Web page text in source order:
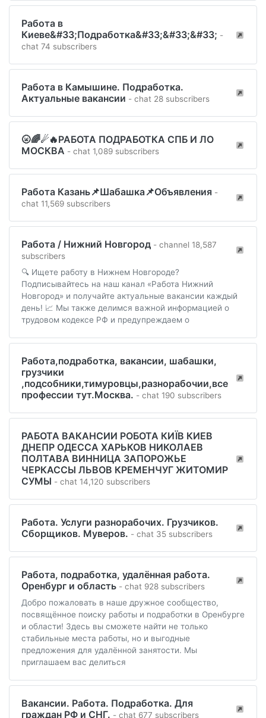
Работа в
Киеве&#33;Подработка&#33;&#33;&#33; -
chat 74 subscribers
Работа в Камышине. Подработка.
Актуальные вакансии - chat 28 subscribers
🌝🌈☄🔥РАБОТА ПОДРАБОТКА СПБ И ЛО
МОСКВА - chat 1,089 subscribers
Работа Казань📌Шабашка📌Объявления -
chat 11,569 subscribers
Работа / Нижний Новгород - channel 18,587
subscribers
🔍 Ищете работу в Нижнем Новгороде?
Подписывайтесь на наш канал «Работа Нижний
Новгород» и получайте актуальные вакансии каждый
день! 📈 Мы также делимся важной информацией о
трудовом кодексе РФ и предупреждаем о
Работа,подработка, вакансии, шабашки,
грузчики
,подсобники,тимуровцы,разнорабочии,все
профессии тут.Москва. - chat 190 subscribers
РАБОТА ВАКАНСИИ РОБОТА КИЇВ КИЕВ
ДНЕПР ОДЕССА ХАРЬКОВ НИКОЛАЕВ
ПОЛТАВА ВИННИЦА ЗАПОРОЖЬЕ
ЧЕРКАССЫ ЛЬВОВ КРЕМЕНЧУГ ЖИТОМИР
СУМЫ - chat 14,120 subscribers
Работа. Услуги разнорабочих. Грузчиков.
Сборщиков. Муверов. - chat 35 subscribers
Работа, подработка, удалённая работа.
Оренбург и область - chat 928 subscribers
Добро пожаловать в наше дружное сообщество,
посвящённое поиску работы и подработки в Оренбурге
и области! Здесь вы сможете найти не только
стабильные места работы, но и выгодные
предложения для удалённой занятости. Мы
приглашаем вас делиться
Вакансии. Работа. Подработка. Для
граждан РФ и СНГ. - chat 677 subscribers